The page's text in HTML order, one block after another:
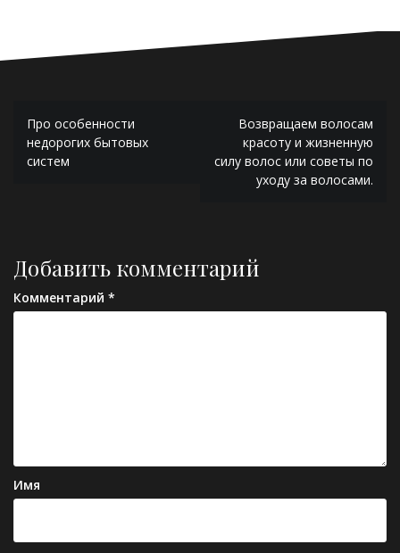
Навигация
по
записям
Про особенности
недорогих бытовых
систем
Возвращаем волосам
красоту и жизненную
силу волос или советы по
уходу за волосами.
Добавить комментарий
Комментарий *
Имя